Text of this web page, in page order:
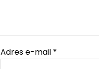
Adres e-mail *